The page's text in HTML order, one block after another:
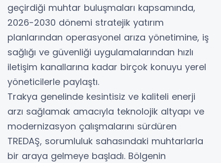
geçirdiği muhtar buluşmaları kapsamında,
2026-2030 dönemi stratejik yatırım
planlarından operasyonel arıza yönetimine, iş
sağlığı ve güvenliği uygulamalarından hızlı
iletişim kanallarına kadar birçok konuyu yerel
yöneticilerle paylaştı.
Trakya genelinde kesintisiz ve kaliteli enerji
arzı sağlamak amacıyla teknolojik altyapı ve
modernizasyon çalışmalarını sürdüren
TREDAŞ, sorumluluk sahasındaki muhtarlarla
bir araya gelmeye başladı. Bölgenin